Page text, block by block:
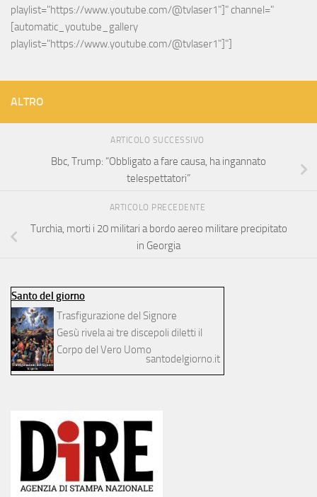
playlist="https://www.youtube.com/@tvlaser1"]" channel="
[automatic_youtube_gallery
playlist="https://www.youtube.com/@tvlaser1"]"]
ALTRO
ARTICOLO SUCCESSIVO
Bbc, Trump: “Obbligato a fare causa, ha ingannato
telespettatori”
ARTICOLO PRECEDENTE
Turchia, morti i 20 militari a bordo aereo militare precipitato
in Georgia
Santo del giorno
Trasfigurazione del Signore
Gesù rivela ai tre discepoli diletti il
Corpo del Vero Uomo
santodelgiorno.it